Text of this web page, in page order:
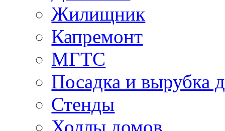
Жилищник
Капремонт
МГТС
Посадка и вырубка
Стенды
Холлы домов